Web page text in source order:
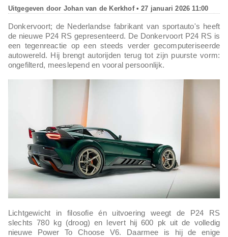
Uitgegeven door Johan van de Kerkhof• 27 januari 2026 11:00
Donkervoort; de Nederlandse fabrikant van sportauto's heeft
de nieuwe P24 RS gepresenteerd. De Donkervoort P24 RS is
een tegenreactie op een steeds verder gecomputeriseerde
autowereld. Hij brengt autorijden terug tot zijn puurste vorm:
ongefilterd, meeslepend en vooral persoonlijk.
Lichtgewicht in filosofie én uitvoering weegt de P24 RS
slechts 780 kg (droog) en levert hij 600 pk uit de volledig
nieuwe Power To Choose V6. Daarmee is hij de enige